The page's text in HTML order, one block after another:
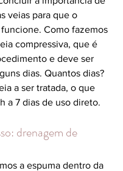
veias para que o
Como fazemos
compressiva, que é
e deve ser
dias. Quantos dias?
a ser tratada, o que
a 7 dias de uso direto.
drenagem de
a espuma dentro da